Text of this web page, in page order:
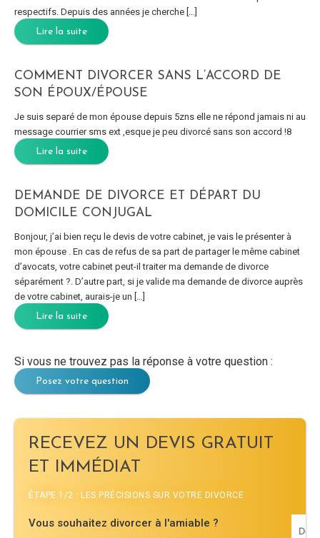
respectifs. Depuis des années je cherche […]
Lire la suite
COMMENT DIVORCER SANS L’ACCORD DE
SON ÉPOUX/ÉPOUSE
Je suis separé de mon épouse depuis 5zns elle ne répond jamais ni au
message courrier sms ext ,esque je peu divorcé sans son accord !8
Lire la suite
DEMANDE DE DIVORCE ET DÉPART DU
DOMICILE CONJUGAL
Bonjour, j’ai bien reçu le devis de votre cabinet, je vais le présenter à
mon épouse . En cas de refus de sa part de partager le même cabinet
d’avocats, votre cabinet peut-il traiter ma demande de divorce
séparément ?. D’autre part, si je valide ma demande de divorce auprès
de votre cabinet, aurais-je un […]
Lire la suite
Si vous ne trouvez pas la réponse à votre question :
Posez votre question
RECEVEZ UN DEVIS GRATUIT
ET IMMÉDIAT
ÉTAPE 1/2 : LES PRÉCISIONS SUR VOTRE DIVORCE
Vous souhaitez divorcer à l'amiable ?